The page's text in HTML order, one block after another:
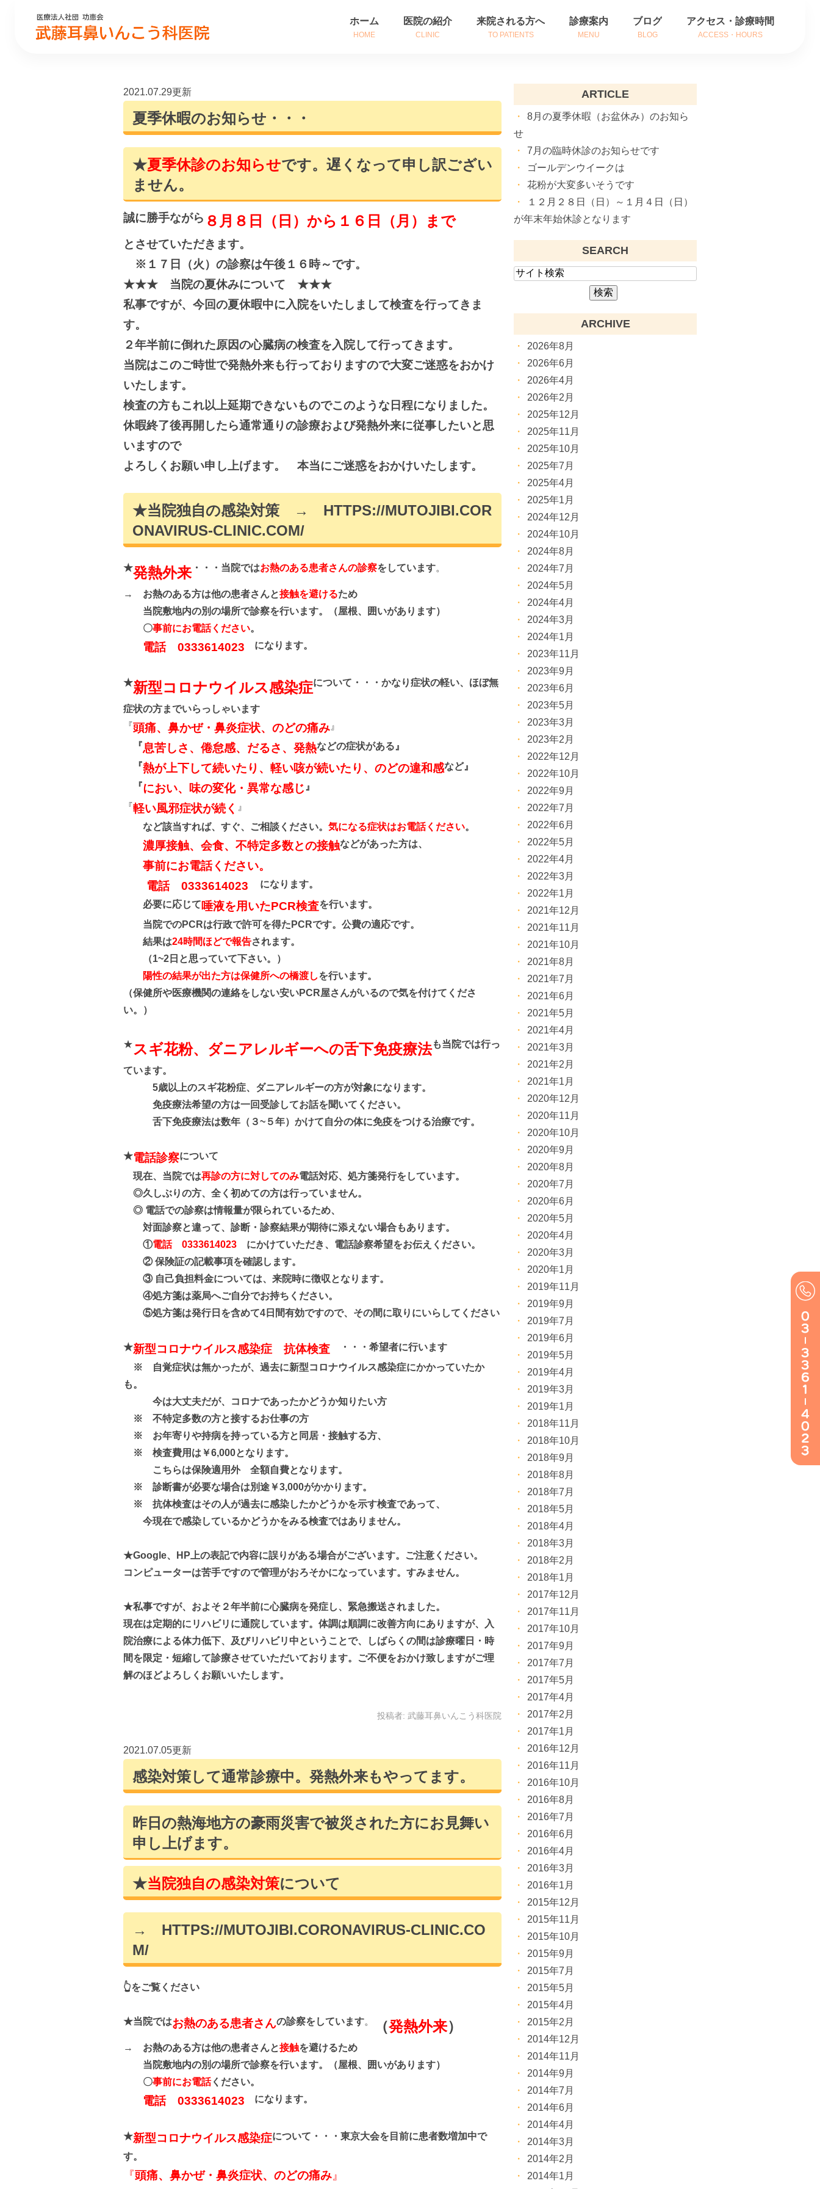
ホーム
HOME
医院の紹介
CLINIC
来院される方へ
TO PATIENTS
診療案内
MENU
がん治療
補聴器相談
花粉症でお悩みの方へ
ブログ
BLOG
アクセス・診療時間
ACCESS・HOURS
2021.07.29更新
夏季休暇のお知らせ・・・
★夏季休診のお知らせです。遅くなって申し訳ござい
ません。
誠に勝手ながら ８月８日（日）から１６日（月） まで
とさせていただきます。
※１７日（火）の診察は午後１６時～です。
★★★ 当院の夏休みについて ★★★
私事ですが、今回の夏休暇中に入院をいたしまして検査を行ってきま
す。
２年半前に倒れた原因の心臓病の検査を入院して行ってきます。
当院はこのご時世で発熱外来も行っておりますので大変ご迷惑をおかけ
いたします。
検査の方もこれ以上延期できないものでこのような日程になりました。
休暇終了後再開したら通常通りの診療および発熱外来に従事したいと思
いますので
よろしくお願い申し上げます。 本当にご迷惑をおかけいたします。
★当院独自の感染対策 → HTTPS://MUTOJIBI.COR
ONAVIRUS-CLINIC.COM/
★発熱外来 ・・・当院ではお熱のある患者さんの診察をしています。
→ お熱のある方は他の患者さんと接触を避けるため
当院敷地内の別の場所で診察を行います。（屋根、囲いがあります）
〇事前にお電話ください。
電話 0333614023 になります。
★新型コロナウイルス感染症について・・・かなり症状の軽い、ほぼ無
症状の方までいらっしゃいます
『頭痛、鼻かぜ・鼻炎症状、のどの痛み 』
『息苦しさ、倦怠感、だるさ、発熱などの症状がある』
『熱が上下して続いたり、軽い咳が続いたり、のどの違和感など』
『におい、味の変化・異常な感じ 』
『軽い風邪症状が続く 』
など該当すれば、すぐ、ご相談ください。 気になる症状はお電話ください。
濃厚接触、会食、不特定多数との接触などがあった方は、
事前にお電話ください。
電話 0333614023
になります。
必要に応じて唾液を用いたPCR検査を行います。
当院でのPCRは行政で許可を得たPCRです。公費の適応です。
結果は24時間ほどで報告されます。
（1~2日と思っていて下さい。）
陽性の結果が出た方は保健所への橋渡しを行います。
（保健所や医療機関の連絡をしない安いPCR屋さんがいるので気を付けてくださ
い。）
★スギ花粉、ダニアレルギーへの舌下免疫療法も当院では行っ
ています。
5歳以上のスギ花粉症、ダニアレルギーの方が対象になります。
免疫療法希望の方は一回受診してお話を聞いてください。
舌下免疫療法は数年（３~５年）かけて自分の体に免疫をつける治療です。
★電話診察について
現在、当院では再診の方に対してのみ電話対応、処方箋発行をしています。
◎久しぶりの方、全く初めての方は行っていません。
◎ 電話での診察は情報量が限られているため、
対面診察と違って、診断・診察結果が期待に添えない場合もあります。
①電話 0333614023 にかけていただき、電話診察希望をお伝えください。
② 保険証の記載事項を確認します。
③ 自己負担料金については、来院時に徴収となります。
④処方箋は薬局へご自分でお持ちください。
⑤処方箋は発行日を含めて4日間有効ですので、その間に取りにいらしてください
★新型コロナウイルス感染症 抗体検査 ・・・希望者に行います
※ 自覚症状は無かったが、過去に新型コロナウイルス感染症にかかっていたか
も。
今は大丈夫だが、コロナであったかどうか知りたい方
※ 不特定多数の方と接するお仕事の方
※ お年寄りや持病を持っている方と同居・接触する方、
※ 検査費用は￥6,000となります。
こちらは保険適用外 全額自費となります。
※ 診断書が必要な場合は別途￥3,000がかかります。
※ 抗体検査はその人が過去に感染したかどうかを示す検査であって、
今現在で感染しているかどうかをみる検査ではありません。
★Google、HP上の表記で内容に誤りがある場合がございます。ご注意ください。
コンピューターは苦手ですので管理がおろそかになっています。すみません。
★私事ですが、およそ２年半前に心臓病を発症し、緊急搬送されました。
現在は定期的にリハビリに通院しています。体調は順調に改善方向にありますが、入
院治療による体力低下、及びリハビリ中ということで、しばらくの間は診療曜日・時
間を限定・短縮して診療させていただいております。ご不便をおかけ致しますがご理
解のほどよろしくお願いいたします。
投稿者: 武藤耳鼻いんこう科医院
2021.07.05更新
感染対策して通常診療中。発熱外来もやってます。
昨日の熱海地方の豪雨災害で被災された方にお見舞い
申し上げます。
★当院独自の感染対策について
→ HTTPS://MUTOJIBI.CORONAVIRUS-CLINIC.CO
M/
👆をご覧ください
★当院ではお熱のある患者さんの診察をしています。 （発熱外来）
→ お熱のある方は他の患者さんと接触を避けるため
当院敷地内の別の場所で診察を行います。（屋根、囲いがあります）
〇事前にお電話ください。
電話 0333614023 になります。
★新型コロナウイルス感染症について・・・東京大会を目前に患者数増加中で
す。
『頭痛、鼻かぜ・鼻炎症状、のどの痛み 』
ARTICLE
8月の夏季休暇（お盆休み）のお知ら
せ
7月の臨時休診のお知らせです
ゴールデンウイークは
花粉が大変多いそうです
１２月２８日（日）～１月４日（日）
が年末年始休診となります
SEARCH
ARCHIVE
2026年8月
2026年6月
2026年4月
2026年2月
2025年12月
2025年11月
2025年10月
2025年7月
2025年4月
2025年1月
2024年12月
2024年10月
2024年8月
2024年7月
2024年5月
2024年4月
2024年3月
2024年1月
2023年11月
2023年9月
2023年6月
2023年5月
2023年3月
2023年2月
2022年12月
2022年10月
2022年9月
2022年7月
2022年6月
2022年5月
2022年4月
2022年3月
2022年1月
2021年12月
2021年11月
2021年10月
2021年8月
2021年7月
2021年6月
2021年5月
2021年4月
2021年3月
2021年2月
2021年1月
2020年12月
2020年11月
2020年10月
2020年9月
2020年8月
2020年7月
2020年6月
2020年5月
2020年4月
2020年3月
2020年1月
2019年11月
2019年9月
2019年7月
2019年6月
2019年5月
2019年4月
2019年3月
2019年1月
2018年11月
2018年10月
2018年9月
2018年8月
2018年7月
2018年5月
2018年4月
2018年3月
2018年2月
2018年1月
2017年12月
2017年11月
2017年10月
2017年9月
2017年7月
2017年5月
2017年4月
2017年2月
2017年1月
2016年12月
2016年11月
2016年10月
2016年8月
2016年7月
2016年6月
2016年4月
2016年3月
2016年1月
2015年12月
2015年11月
2015年10月
2015年9月
2015年7月
2015年5月
2015年4月
2015年2月
2014年12月
2014年11月
2014年9月
2014年7月
2014年6月
2014年4月
2014年3月
2014年2月
2014年1月